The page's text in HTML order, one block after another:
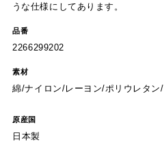
うな仕様にしてあります。
品番
2266299202
素材
綿/ナイロン/レーヨン/ポリウレタン/
原産国
日本製